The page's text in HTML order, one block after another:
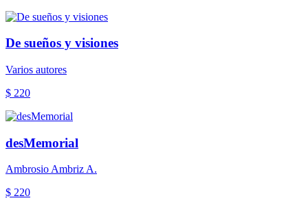
De sueños y visiones
Varios autores
$ 220
desMemorial
Ambrosio Ambriz A.
$ 220